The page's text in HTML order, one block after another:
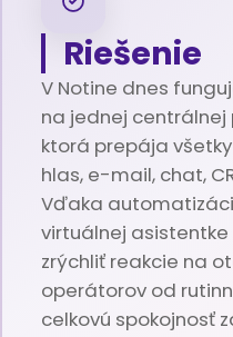
Riešenie
V Notine dnes
na jednej
ktorá prepája
hlas, e-mail, chat,
Vďaka
virtuálnej
zrýchliť reakcie na
operátorov od
celkovú spokojnosť